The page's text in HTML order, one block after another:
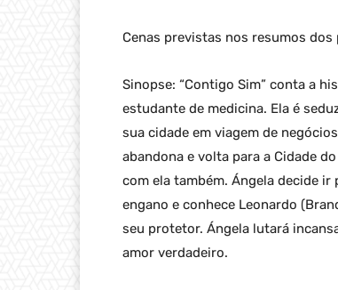
Cenas previstas nos resumos
Sinopse: “Contigo Sim” conta a
estudante de medicina. Ela é
sua cidade em viagem de
abandona e volta para a Cidade
com ela também. Ángela decide ir
engano e conhece Leonardo
seu protetor. Ángela lutará
amor verdadeiro.